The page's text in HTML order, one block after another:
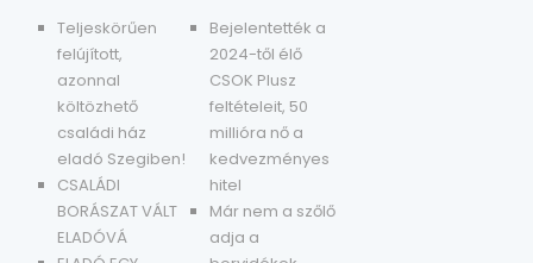
Teljeskörűen
felújított,
azonnal
költözhető
családi ház
eladó Szegiben!
CSALÁDI
BORÁSZAT VÁLT
ELADÓVÁ
Bejelentették a
2024-től élő
CSOK Plusz
feltételeit, 50
millióra nő a
kedvezményes
hitel
Már nem a szőlő
adja a